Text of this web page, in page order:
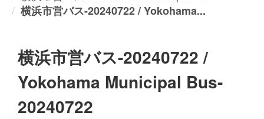
横浜市営バス-20240722 / Yokohama...
横浜市営バス-20240722 /
Yokohama Municipal Bus-
20240722